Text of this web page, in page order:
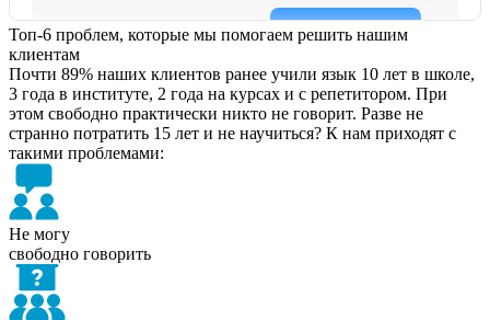
Топ-6 проблем, которые мы помогаем решить нашим
клиентам
Почти 89% наших клиентов ранее учили язык 10 лет в школе,
3 года в институте, 2 года на курсах и с репетитором. При
этом свободно практически никто не говорит. Разве не
странно потратить 15 лет и не научиться? К нам приходят с
такими проблемами:
Не могу
свободно говорить